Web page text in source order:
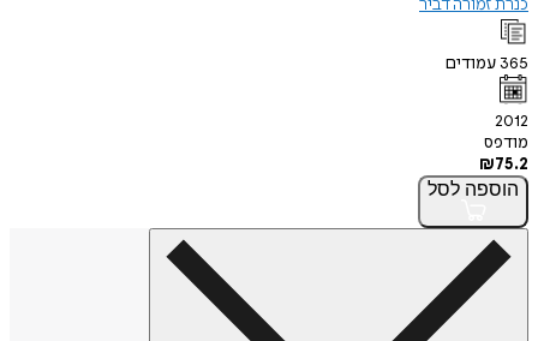
כנרת זמורה דביר
365 עמודים
2012
מודפס
₪75.2
הוספה לסל